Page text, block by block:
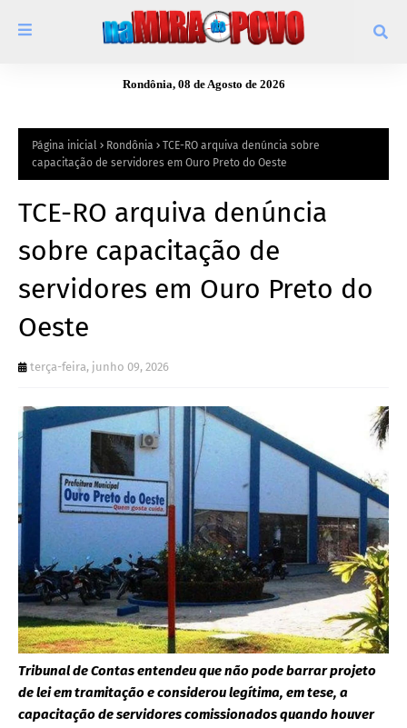
Rondônia, 08 de Agosto de 2026
Página inicial Rondônia
TCE-RO arquiva denúncia sobre
capacitação de servidores em Ouro Preto do Oeste
TCE-RO arquiva denúncia
sobre capacitação de
servidores em Ouro Preto do
Oeste
terça-feira, junho 09, 2026
Tribunal de Contas entendeu que não pode barrar projeto
de lei em tramitação e considerou legítima, em tese, a
capacitação de servidores comissionados quando houver